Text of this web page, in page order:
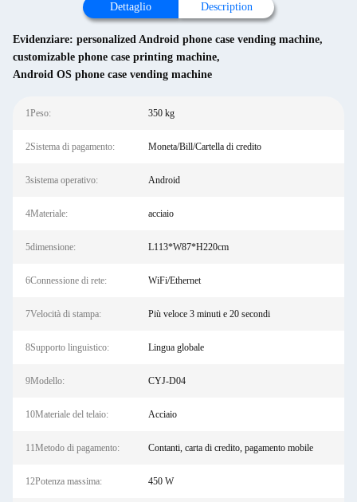
Dettaglio Description
Evidenziare: personalized Android phone case vending machine,
customizable phone case printing machine,
Android OS phone case vending machine
1Peso: 350 kg
2Sistema di pagamento: Moneta/Bill/Cartella di credito
3sistema operativo: Android
4Materiale: acciaio
5dimensione: L113*W87*H220cm
6Connessione di rete: WiFi/Ethernet
7Velocità di stampa: Più veloce 3 minuti e 20 secondi
8Supporto linguistico: Lingua globale
9Modello: CYJ-D04
10Materiale del telaio: Acciaio
11Metodo di pagamento: Contanti, carta di credito, pagamento mobile
12Potenza massima: 450 W